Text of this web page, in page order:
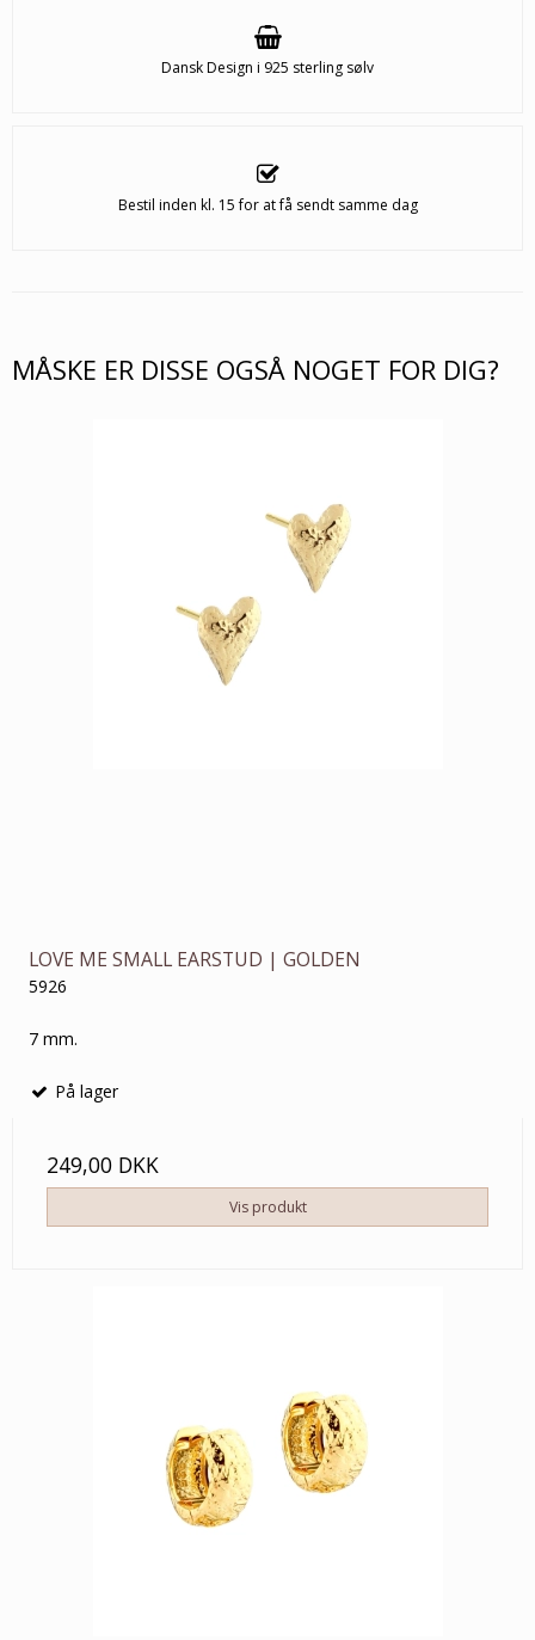
Dansk Design i 925 sterling sølv
Bestil inden kl. 15 for at få sendt samme dag
MÅSKE ER DISSE OGSÅ NOGET FOR DIG?
LOVE ME SMALL EARSTUD | GOLDEN
5926
7 mm.
På lager
249,00 DKK
Vis produkt